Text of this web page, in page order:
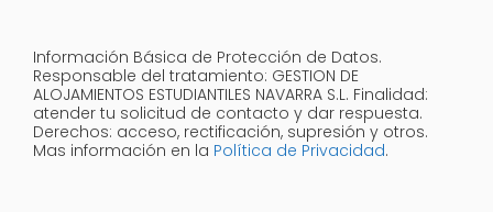
Información Básica de Protección de Datos.
Responsable del tratamiento: GESTION DE
ALOJAMIENTOS ESTUDIANTILES NAVARRA S.L. Finalidad:
atender tu solicitud de contacto y dar respuesta.
Derechos: acceso, rectificación, supresión y otros.
Mas información en la Política de Privacidad.